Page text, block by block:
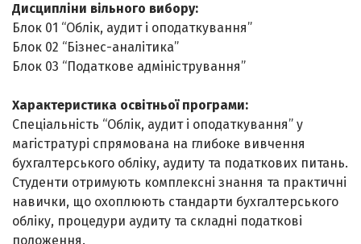
Дисципліни вільного вибору:
Блок 01 “Облік, аудит і оподаткування”
Блок 02 “Бізнес-аналітика”
Блок 03 “Податкове адміністрування”
Характеристика освітньої програми:
Спеціальність “Облік, аудит і оподаткування” у
магістратурі спрямована на глибоке вивчення
бухгалтерського обліку, аудиту та податкових питань.
Студенти отримують комплексні знання та практичні
навички, що охоплюють стандарти бухгалтерського
обліку, процедури аудиту та складні податкові
положення.